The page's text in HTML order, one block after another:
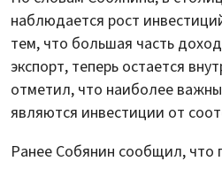
наблюдается рост
тем, что большая часть
экспорт, теперь остается
отметил, что наиболее
являются инвестиции от
Ранее Собянин сообщил,